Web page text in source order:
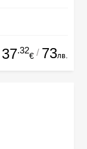
37.32
€ / 73лв.